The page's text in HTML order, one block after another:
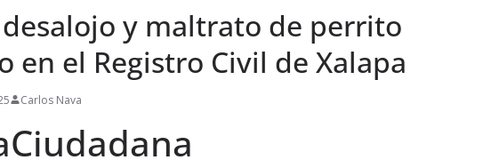
y maltrato de perrito
en el Registro Civil de Xalapa
Carlos Nava